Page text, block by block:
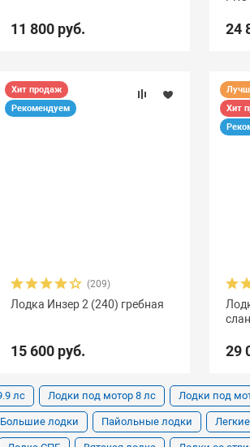
11 800 руб. 24
Хит продаж
Рекомендуем
(209)
Лодка Инзер 2 (240) гребная
15 600 руб.
Хит
29
лс Лодки под мотор 8 лс Лодки под
Большие лодки Пайольные лодки